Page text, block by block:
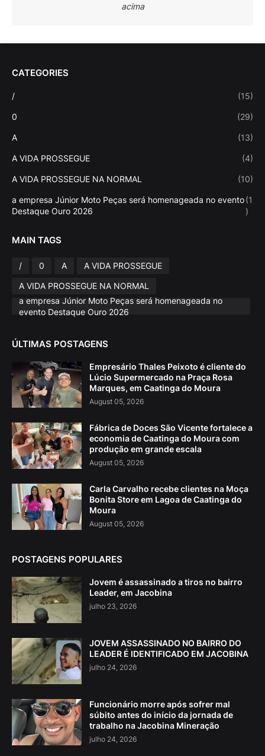
acima
CATEGORIES
/ (15)
0 (29)
A (13)
A VIDA PROSSEGUE (4)
A VIDA PROSSEGUE NA NORMAL (10)
a empresa Júnior Moto Peças será homenageada no evento
Destaque Ouro 2026
(1
)
MAIN TAGS
/ 0 A
A VIDA PROSSEGUE
A VIDA PROSSEGUE NA NORMAL
a empresa Júnior Moto Peças será homenageada no
evento Destaque Ouro 2026
ÚLTIMAS POSTAGENS
Empresário Thales Peixoto é cliente do
Lúcio Supermercado na Praça Rosa
Marques, em Caatinga do Moura
August 05, 2026
Fábrica de Doces São Vicente fortalece a
economia de Caatinga do Moura com
produção em grande escala
August 05, 2026
Carla Carvalho recebe clientes na Moça
Bonita Store em Lagoa de Caatinga do
Moura
August 05, 2026
POSTAGENS POPULARES
Jovem é assassinado a tiros no bairro
Leader, em Jacobina
julho 23, 2026
JOVEM ASSASSINADO NO BAIRRO DO
LEADER É IDENTIFICADO EM JACOBINA
julho 24, 2026
Funcionário morre após sofrer mal
súbito antes do início da jornada de
trabalho na Jacobina Mineração
julho 24, 2026